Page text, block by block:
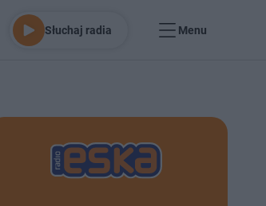
Słuchaj radia Menu